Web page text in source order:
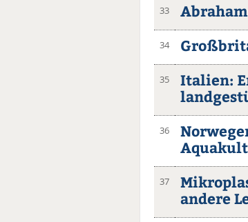
33
34
35
Italien:
36
37
andere